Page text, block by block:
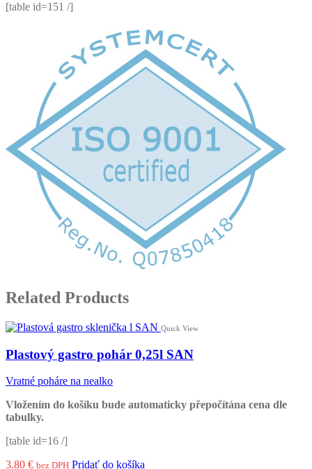
[table id=151 /]
Related Products
Quick View
Plastový gastro pohár 0,25l SAN
Vratné poháre na nealko
Vložením do košíku bude automaticky přepočítána cena dle
tabulky.
[table id=16 /]
3.80 € bez DPH Pridať do košíka